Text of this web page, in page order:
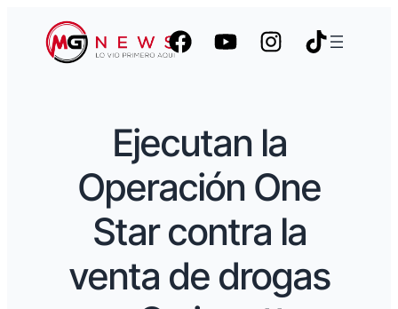
Ejecutan la
Operación One
Star contra la
venta de drogas